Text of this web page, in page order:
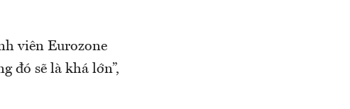
viên Eurozone
đó sẽ là khá lớn”,